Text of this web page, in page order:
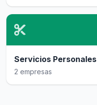
Servicios Personales
2 empresas